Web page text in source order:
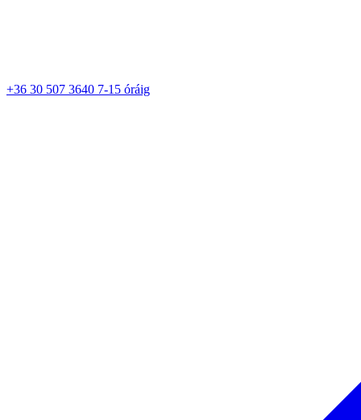
+36 30 507 3640 7-15 óráig